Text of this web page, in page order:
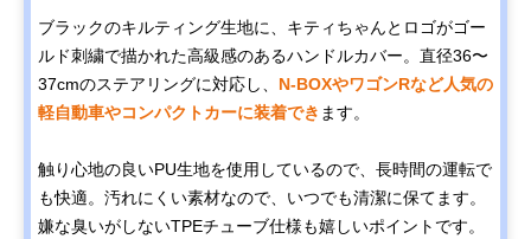
ブラックのキルティング生地に、キティちゃんとロゴがゴー
ルド刺繍で描かれた高級感のあるハンドルカバー。直径36〜
37cmのステアリングに対応し、 N-BOXやワゴンRなど人気の
軽自動車やコンパクトカーに装着でき ます。
触り心地の良いPU生地を使用しているので、長時間の運転で
も快適。汚れにくい素材なので、いつでも清潔に保てます。
嫌な臭いがしないTPEチューブ仕様も嬉しいポイントです。